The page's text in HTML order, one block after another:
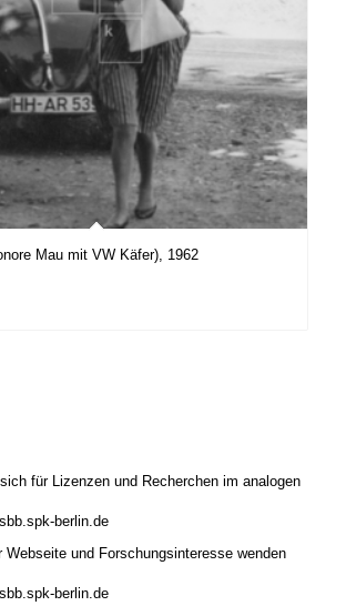
Mau mit VW Käfer), 1962
für Lizenzen und Recherchen im analogen
berlin.de
Webseite und Forschungsinteresse wenden
berlin.de